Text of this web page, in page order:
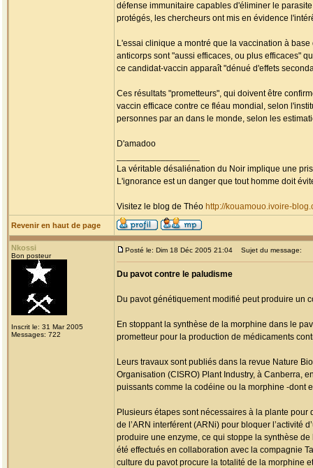
défense immunitaire capables d'éliminer le
protégés, les chercheurs ont mis en évidence
L'essai clinique a montré que la vaccination à
anticorps sont "aussi efficaces, ou plus efficaces"
ce candidat-vaccin apparaît "dénué d'effets
Ces résultats "prometteurs", qui doivent être
vaccin efficace contre ce fléau mondial, selon
personnes par an dans le monde, selon les
D'amadoo
La véritable désaliénation du Noir implique une
L'ignorance est un danger que tout homme doit
Visitez le blog de Théo http://kouamouo.ivoire-
Revenir en haut de page
Nkossi
Bon posteur
Inscrit le: 31 Mar 2005
Messages: 722
Posté le: Dim 18 Déc 2005 21:04 Sujet du message:
Du pavot contre le paludisme
Du pavot génétiquement modifié peut produire un
En stoppant la synthèse de la morphine dans le
prometteur pour la production de médicaments
Leurs travaux sont publiés dans la revue Nature
Organisation (CISRO) Plant Industry, à Canberra,
puissants comme la codéine ou la morphine -dont
Plusieurs étapes sont nécessaires à la plante
de l’ARN interférent (ARNi) pour bloquer l’activité
produire une enzyme, ce qui stoppe la synthèse
été effectués en collaboration avec la compagnie
culture du pavot procure la totalité de la morphine